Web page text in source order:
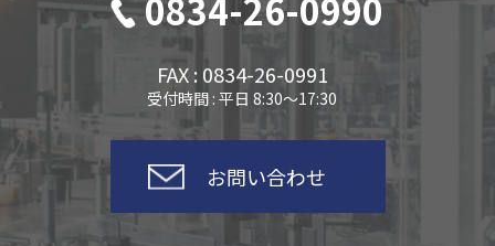
FAX : 0834-26-0991
受付時間 : 平日 8:30～17:30
お問い合わせ